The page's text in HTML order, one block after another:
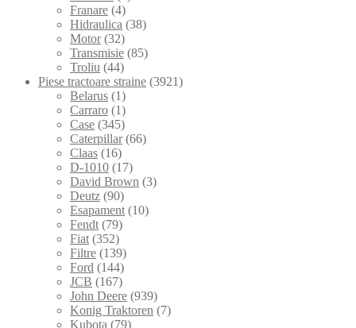
Franare (4)
Hidraulica (38)
Motor (32)
Transmisie (85)
Troliu (44)
Piese tractoare straine (3921)
Belarus (1)
Carraro (1)
Case (345)
Caterpillar (66)
Claas (16)
D-1010 (17)
David Brown (3)
Deutz (90)
Esapament (10)
Fendt (79)
Fiat (352)
Filtre (139)
Ford (144)
JCB (167)
John Deere (939)
Konig Traktoren (7)
Kubota (79)